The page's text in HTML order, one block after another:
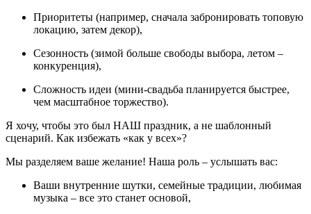
Приоритеты (например, сначала забронировать топовую
локацию, затем декор),
Сезонность (зимой больше свободы выбора, летом –
конкуренция),
Сложность идеи (мини-свадьба планируется быстрее,
чем масштабное торжество).
Я хочу, чтобы это был НАШ праздник, а не шаблонный
сценарий. Как избежать «как у всех»?
Мы разделяем ваше желание! Наша роль – услышать вас:
Ваши внутренние шутки, семейные традиции, любимая
музыка – все это станет основой,